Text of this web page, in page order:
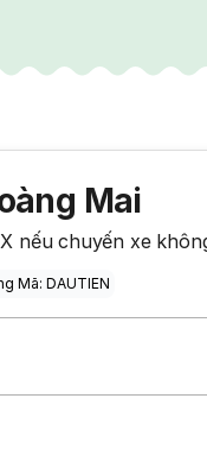
Mai
nếu chuyến xe
Mã: DAUTIEN